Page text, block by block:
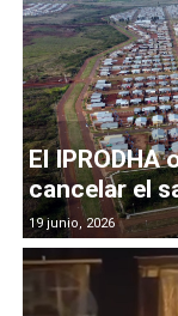
El
cancelar el
19 junio, 2026